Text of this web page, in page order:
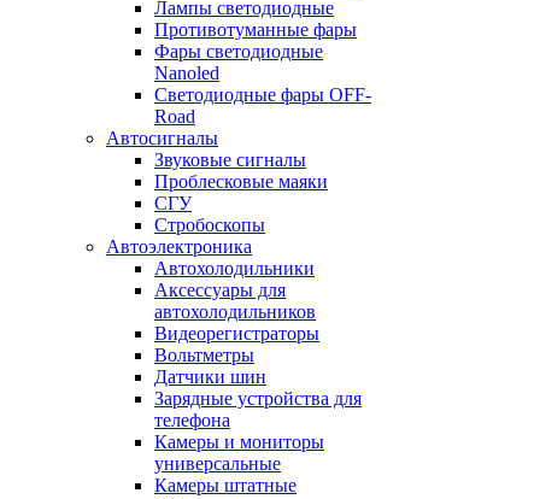
Лампы светодиодные
Противотуманные фары
Фары светодиодные
Nanoled
Светодиодные фары OFF-
Road
Автосигналы
Звуковые сигналы
Проблесковые маяки
СГУ
Стробоскопы
Автоэлектроника
Автохолодильники
Аксессуары для
автохолодильников
Видеорегистраторы
Вольтметры
Датчики шин
Зарядные устройства для
телефона
Камеры и мониторы
универсальные
Камеры штатные